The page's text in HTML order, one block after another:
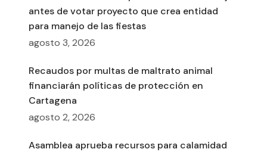
antes de votar proyecto que crea entidad
para manejo de las fiestas
agosto 3, 2026
Recaudos por multas de maltrato animal
financiarán políticas de protección en
Cartagena
agosto 2, 2026
Asamblea aprueba recursos para calamidad